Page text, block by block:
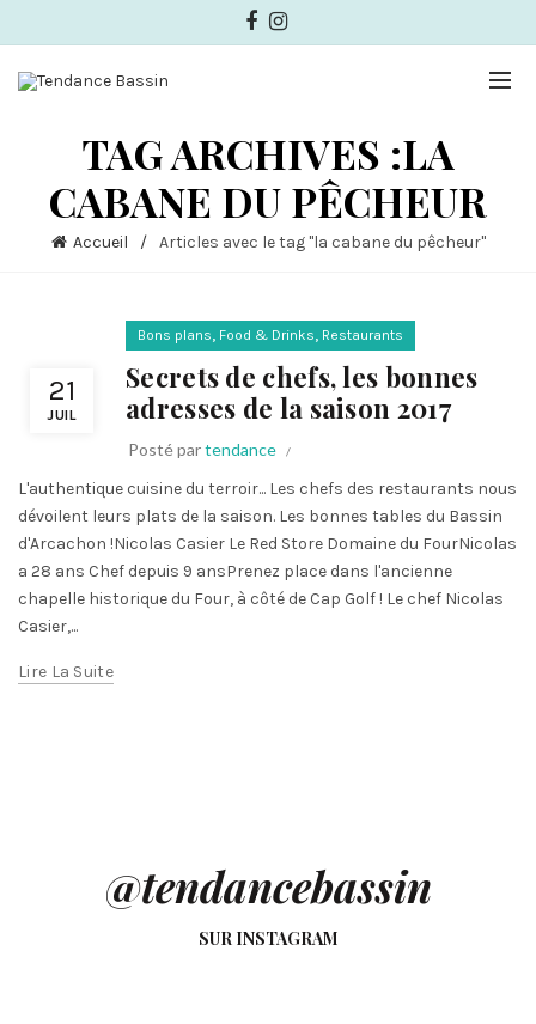
TAG ARCHIVES :LA
CABANE DU PÊCHEUR
Accueil Articles avec le tag "la cabane du pêcheur"
21
JUIL
Bons plans, Food & Drinks, Restaurants
Secrets de chefs, les bonnes
adresses de la saison 2017
Posté partendance
L'authentique cuisine du terroir... Les chefs des restaurants nous
dévoilent leurs plats de la saison. Les bonnes tables du Bassin
d'Arcachon !Nicolas Casier Le Red Store Domaine du FourNicolas
a 28 ans Chef depuis 9 ansPrenez place dans l'ancienne
chapelle historique du Four, à côté de Cap Golf ! Le chef Nicolas
Casier,...
Lire La Suite
@tendancebassin
SUR INSTAGRAM